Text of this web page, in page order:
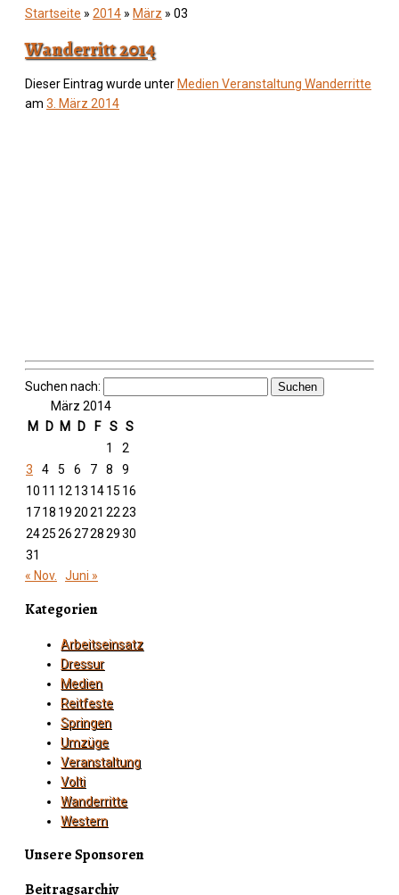
Startseite » 2014 » März » 03
Wanderritt 2014
Dieser Eintrag wurde unter Medien Veranstaltung Wanderritte
am 3. März 2014
Suchen nach:
März 2014
M
D M D F S S
1
2
3
4 5 6 7 8
9
10 11 12 13 1415 16
1718 192021 2223
24252627282930
31
« Nov.
Juni »
Kategorien
Arbeitseinsatz
Dressur
Medien
Reitfeste
Springen
Umzüge
Veranstaltung
Volti
Wanderritte
Western
Unsere Sponsoren
Beitragsarchiv